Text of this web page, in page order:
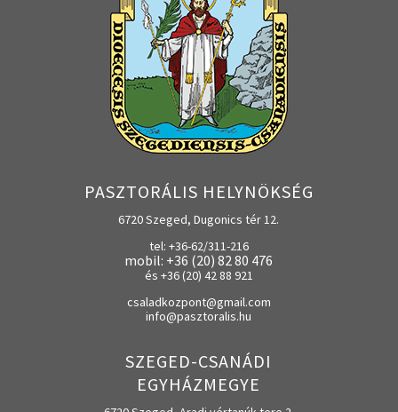
PASZTORÁLIS HELYNÖKSÉG
6720 Szeged, Dugonics tér 12.
tel: +36-62/311-216
mobil: +36 (20) 82 80 476
és +36 (20) 42 88 921
csaladkozpont@gmail.com
info@pasztoralis.hu
SZEGED-CSANÁDI
EGYHÁZMEGYE